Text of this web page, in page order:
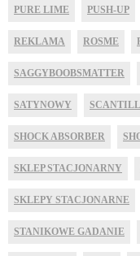
PURE LIME PUSH-UP
REKLAMA ROSME
SAGGYBOOBSMATTER
SATYNOWY
SHOCK ABSORBER
SKLEP STACJONARNY
SKLEPY STACJONARNE
STANIKOWE GADANIE